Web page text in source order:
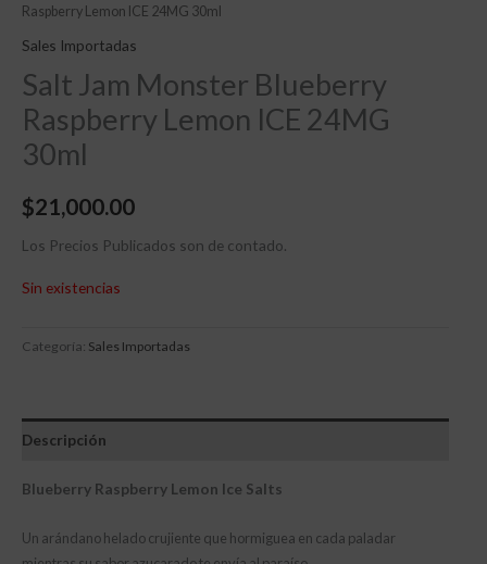
Raspberry Lemon ICE 24MG 30ml
Sales Importadas
Salt Jam Monster Blueberry
Raspberry Lemon ICE 24MG
30ml
$21,000.00
Los Precios Publicados son de contado.
Sin existencias
Categoría: Sales Importadas
Descripción
Blueberry Raspberry Lemon Ice Salts
Un arándano helado crujiente que hormiguea en cada paladar